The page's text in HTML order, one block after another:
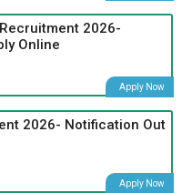
2026-
Online
Apply Now
2026- Notification Out
Apply Now